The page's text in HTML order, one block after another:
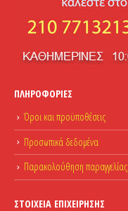
ΠΛΗΡΟΦΟΡΊΕΣ
Όροι και προϋποθέσεις
Προσωπικά δεδομένα
Παρακολούθηση παραγγελίας
ΣΤΟΙΧΕΊΑ ΕΠΙΧΕΊΡΗΣΗΣ